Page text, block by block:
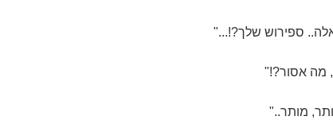
ספירוש שלך?!..."
מה אסור?!"
מותר.."